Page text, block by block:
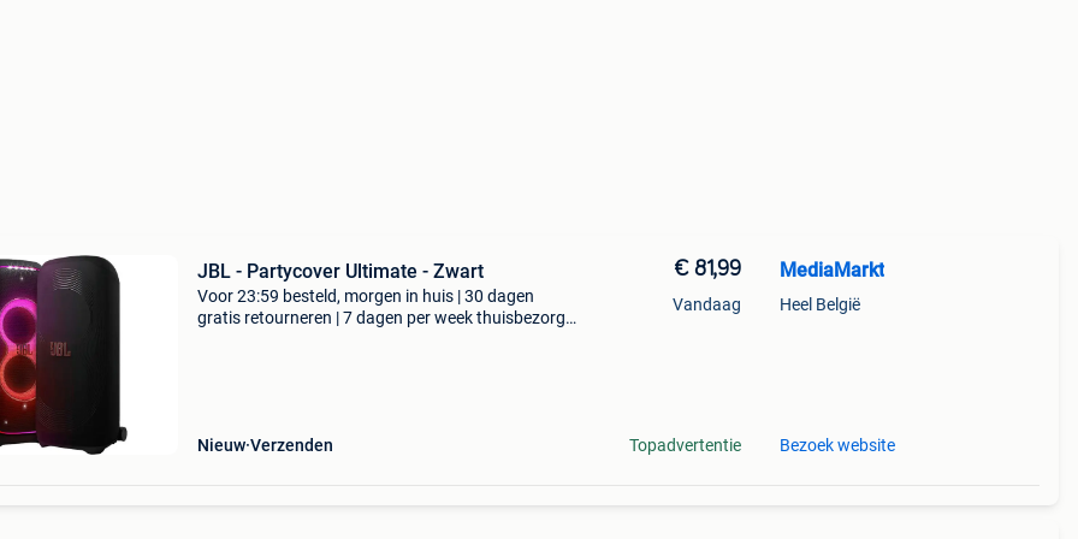
JBL - Partycover Ultimate - Zwart
Voor 23:59 besteld, morgen in huis | 30 dagen
gratis retourneren | 7 dagen per week thuisbezorgd
Nieuw Verzenden
€ 81,99
Vandaag
Topadvertentie
MediaMarkt
Heel België
Bezoek website